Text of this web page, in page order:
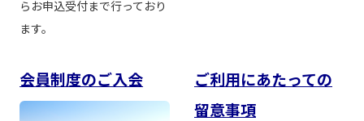
らお申込受付まで行っており
ます。
会員制度のご入会
ご利用にあたっての
留意事項